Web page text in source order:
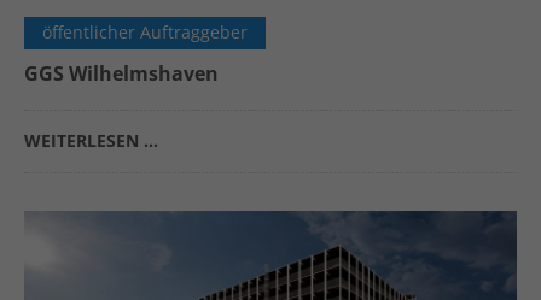
öffentlicher Auftraggeber
GGS Wilhelmshaven
WEITERLESEN …